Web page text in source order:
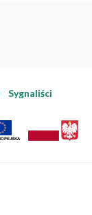
Sygnaliści